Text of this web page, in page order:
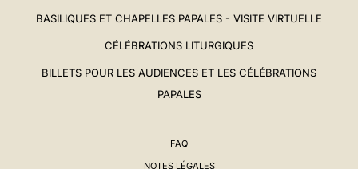
BASILIQUES ET CHAPELLES PAPALES - VISITE VIRTUELLE
CÉLÉBRATIONS LITURGIQUES
BILLETS POUR LES AUDIENCES ET LES CÉLÉBRATIONS
PAPALES
FAQ
NOTES LÉGALES